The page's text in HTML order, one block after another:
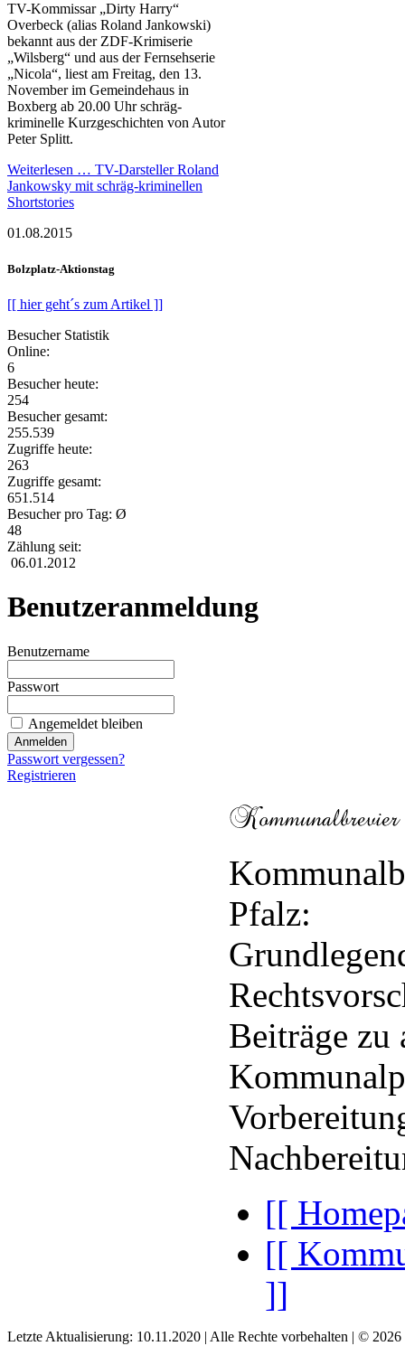
TV-Kommissar „Dirty Harry“
Overbeck (alias Roland Jankowski)
bekannt aus der ZDF-Krimiserie
„Wilsberg“ und aus der Fernsehserie
„Nicola“, liest am Freitag, den 13.
November im Gemeindehaus in
Boxberg ab 20.00 Uhr schräg-
kriminelle Kurzgeschichten von Autor
Peter Splitt.
Weiterlesen … TV-Darsteller Roland
Jankowsky mit schräg-kriminellen
Shortstories
01.08.2015
Bolzplatz-Aktionstag
[[ hier geht´s zum Artikel ]]
Besucher Statistik
Online:
6
Besucher heute:
254
Besucher gesamt:
255.539
Zugriffe heute:
263
Zugriffe gesamt:
651.514
Besucher pro Tag: Ø
48
Zählung seit:
06.01.2012
Benutzeranmeldung
Benutzername
Passwort
Angemeldet bleiben
Passwort vergessen?
Registrieren
Pfalz:
Beiträge zu
[[
[[
]]
Letzte Aktualisierung: 10.11.2020 | Alle Rechte vorbehalten | © 2026